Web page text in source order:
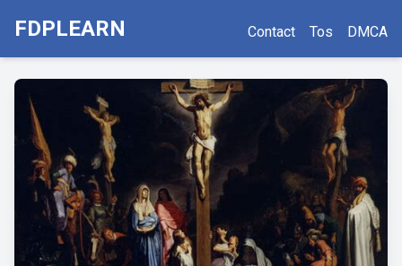
FDPLEARN Contact Tos DMCA